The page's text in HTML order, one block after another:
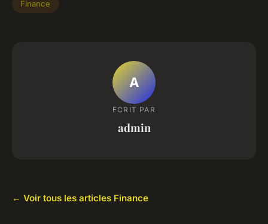
Finance
A
ECRIT PAR
admin
← Voir tous les articles Finance